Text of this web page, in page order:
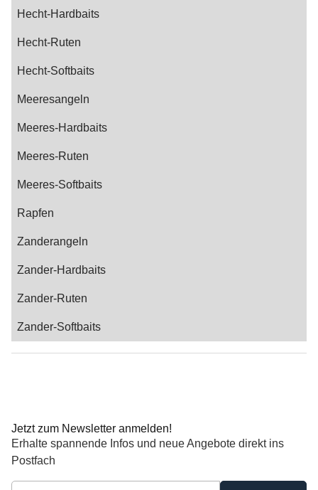
Hecht-Hardbaits
Hecht-Ruten
Hecht-Softbaits
Meeresangeln
Meeres-Hardbaits
Meeres-Ruten
Meeres-Softbaits
Rapfen
Zanderangeln
Zander-Hardbaits
Zander-Ruten
Zander-Softbaits
Jetzt zum Newsletter anmelden!
Erhalte spannende Infos und neue Angebote direkt ins
Postfach